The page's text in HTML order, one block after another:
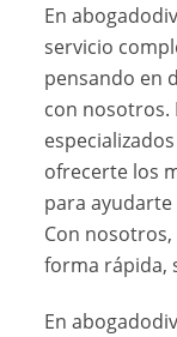
En
servicio
pensando en
con nosotros.
ofrecerte los
para
Con
forma rápida,
En